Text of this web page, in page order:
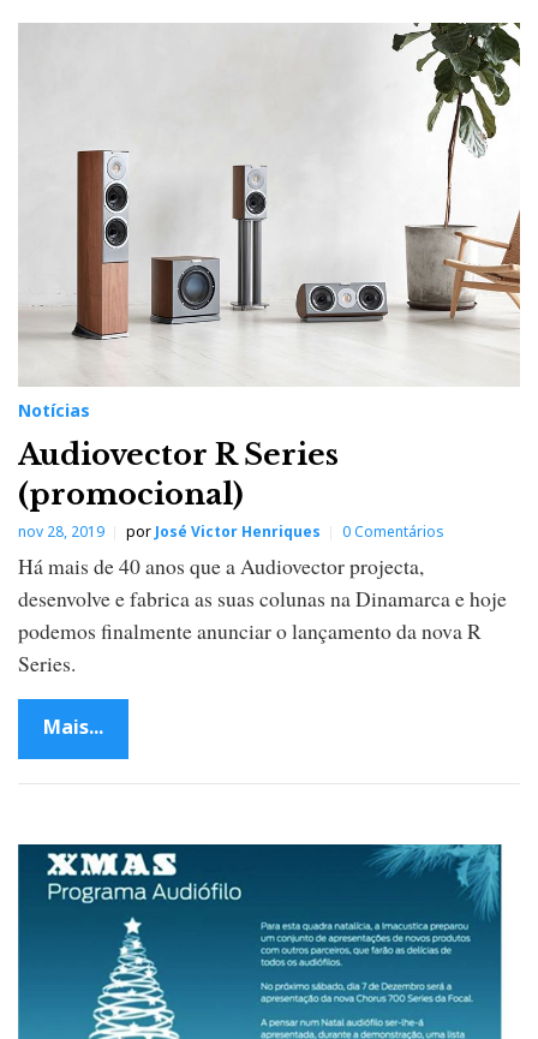
Notícias
Audiovector R Series
(promocional)
nov 28, 2019 por José Victor Henriques 0 Comentários
Há mais de 40 anos que a Audiovector projecta,
desenvolve e fabrica as suas colunas na Dinamarca e hoje
podemos finalmente anunciar o lançamento da nova R
Series.
Mais...